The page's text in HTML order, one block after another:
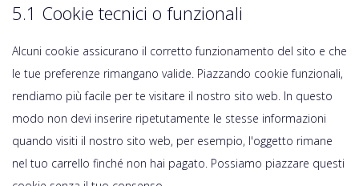
5.1 Cookie tecnici o funzionali
Alcuni cookie assicurano il corretto funzionamento del sito e che
le tue preferenze rimangano valide. Piazzando cookie funzionali,
rendiamo più facile per te visitare il nostro sito web. In questo
modo non devi inserire ripetutamente le stesse informazioni
quando visiti il nostro sito web, per esempio, l'oggetto rimane
nel tuo carrello finché non hai pagato. Possiamo piazzare questi